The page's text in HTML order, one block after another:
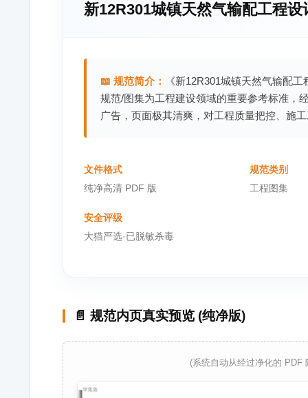
新12R301城镇天然气输配工程设
📖 规范简介：
《新12R301城镇天然气输配
规范/图集为工程建设领域的重要参考标准，
广告，页面极其清爽，对工程质量把控、施
文件格式
纯净高清 PDF 版
规范类别
工程图集
安全评级
大猫严选·已脱敏杀毒
📄 规范内页真实预览 (纯净版)
(系统自动从经过净化的 PDF